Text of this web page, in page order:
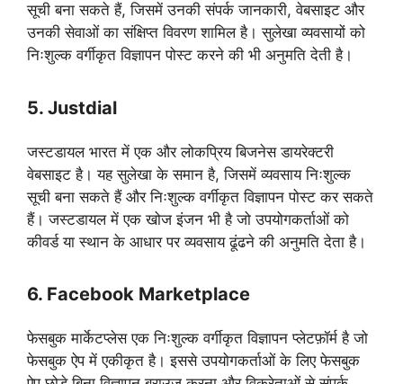
सूची बना सकते हैं, जिसमें उनकी संपर्क जानकारी, वेबसाइट और
उनकी सेवाओं का संक्षिप्त विवरण शामिल है। सुलेखा व्यवसायों को
निःशुल्क वर्गीकृत विज्ञापन पोस्ट करने की भी अनुमति देती है।
5. Justdial
जस्टडायल भारत में एक और लोकप्रिय बिजनेस डायरेक्टरी
वेबसाइट है। यह सुलेखा के समान है, जिसमें व्यवसाय निःशुल्क
सूची बना सकते हैं और निःशुल्क वर्गीकृत विज्ञापन पोस्ट कर सकते
हैं। जस्टडायल में एक खोज इंजन भी है जो उपयोगकर्ताओं को
कीवर्ड या स्थान के आधार पर व्यवसाय ढूंढने की अनुमति देता है।
6. Facebook Marketplace
फेसबुक मार्केटप्लेस एक निःशुल्क वर्गीकृत विज्ञापन प्लेटफ़ॉर्म है जो
फेसबुक ऐप में एकीकृत है। इससे उपयोगकर्ताओं के लिए फेसबुक